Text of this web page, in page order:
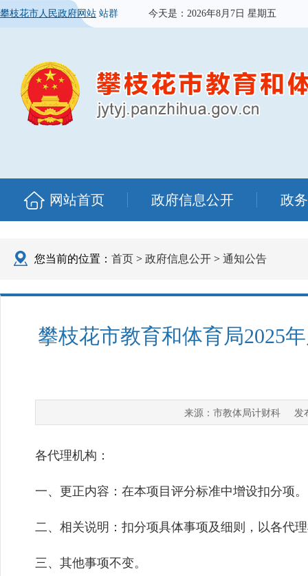
攀枝花市人民政府网站 站群 今天是： 2026年8月7日 星期五
网站首页 政府信息公开 政
您当前的位置： 首页 > 政府信息公开 > 通知公告
攀枝花市教育和体育局2025
来源： 市教体局计财科发布
各代理机构：
一、更正内容：在本项目评分标准中增设扣分项。
二、相关说明：扣分项具体事项及细则，以各代
三、其他事项不变。